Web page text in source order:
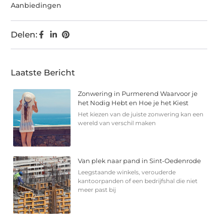
Aanbiedingen
Delen:
Laatste Bericht
Zonwering in Purmerend Waarvoor je
het Nodig Hebt en Hoe je het Kiest
Het kiezen van de juiste zonwering kan een
wereld van verschil maken
Van plek naar pand in Sint-Oedenrode
Leegstaande winkels, verouderde
kantoorpanden of een bedrijfshal die niet
meer past bij